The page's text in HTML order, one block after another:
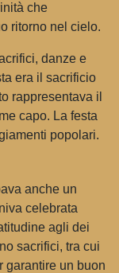
che
ritorno nel cielo.
danze e
era il sacrificio
rappresentava il
capo. La festa
popolari.
anche un
celebrata
agli dei
sacrifici, tra cui
garantire un buon